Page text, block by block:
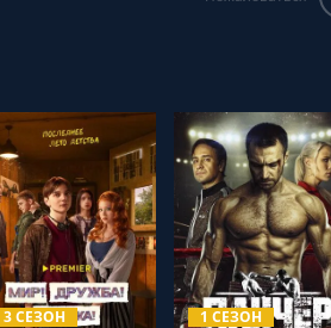
3 СЕЗОН
СМОТРЕТЬ ОНЛАЙН
1 СЕЗОН
СМОТРЕТЬ ОНЛАЙН